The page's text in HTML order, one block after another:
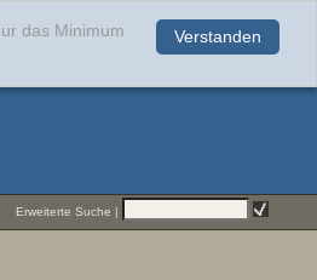
Verstanden
das Minimum
Erweiterte Suche |